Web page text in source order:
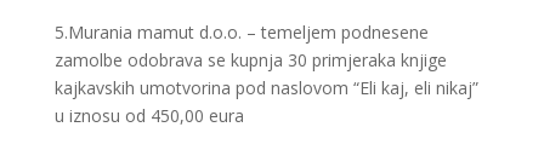
5.Murania mamut d.o.o. – temeljem podnesene
zamolbe odobrava se kupnja 30 primjeraka knjige
kajkavskih umotvorina pod naslovom “Eli kaj, eli nikaj”
u iznosu od 450,00 eura